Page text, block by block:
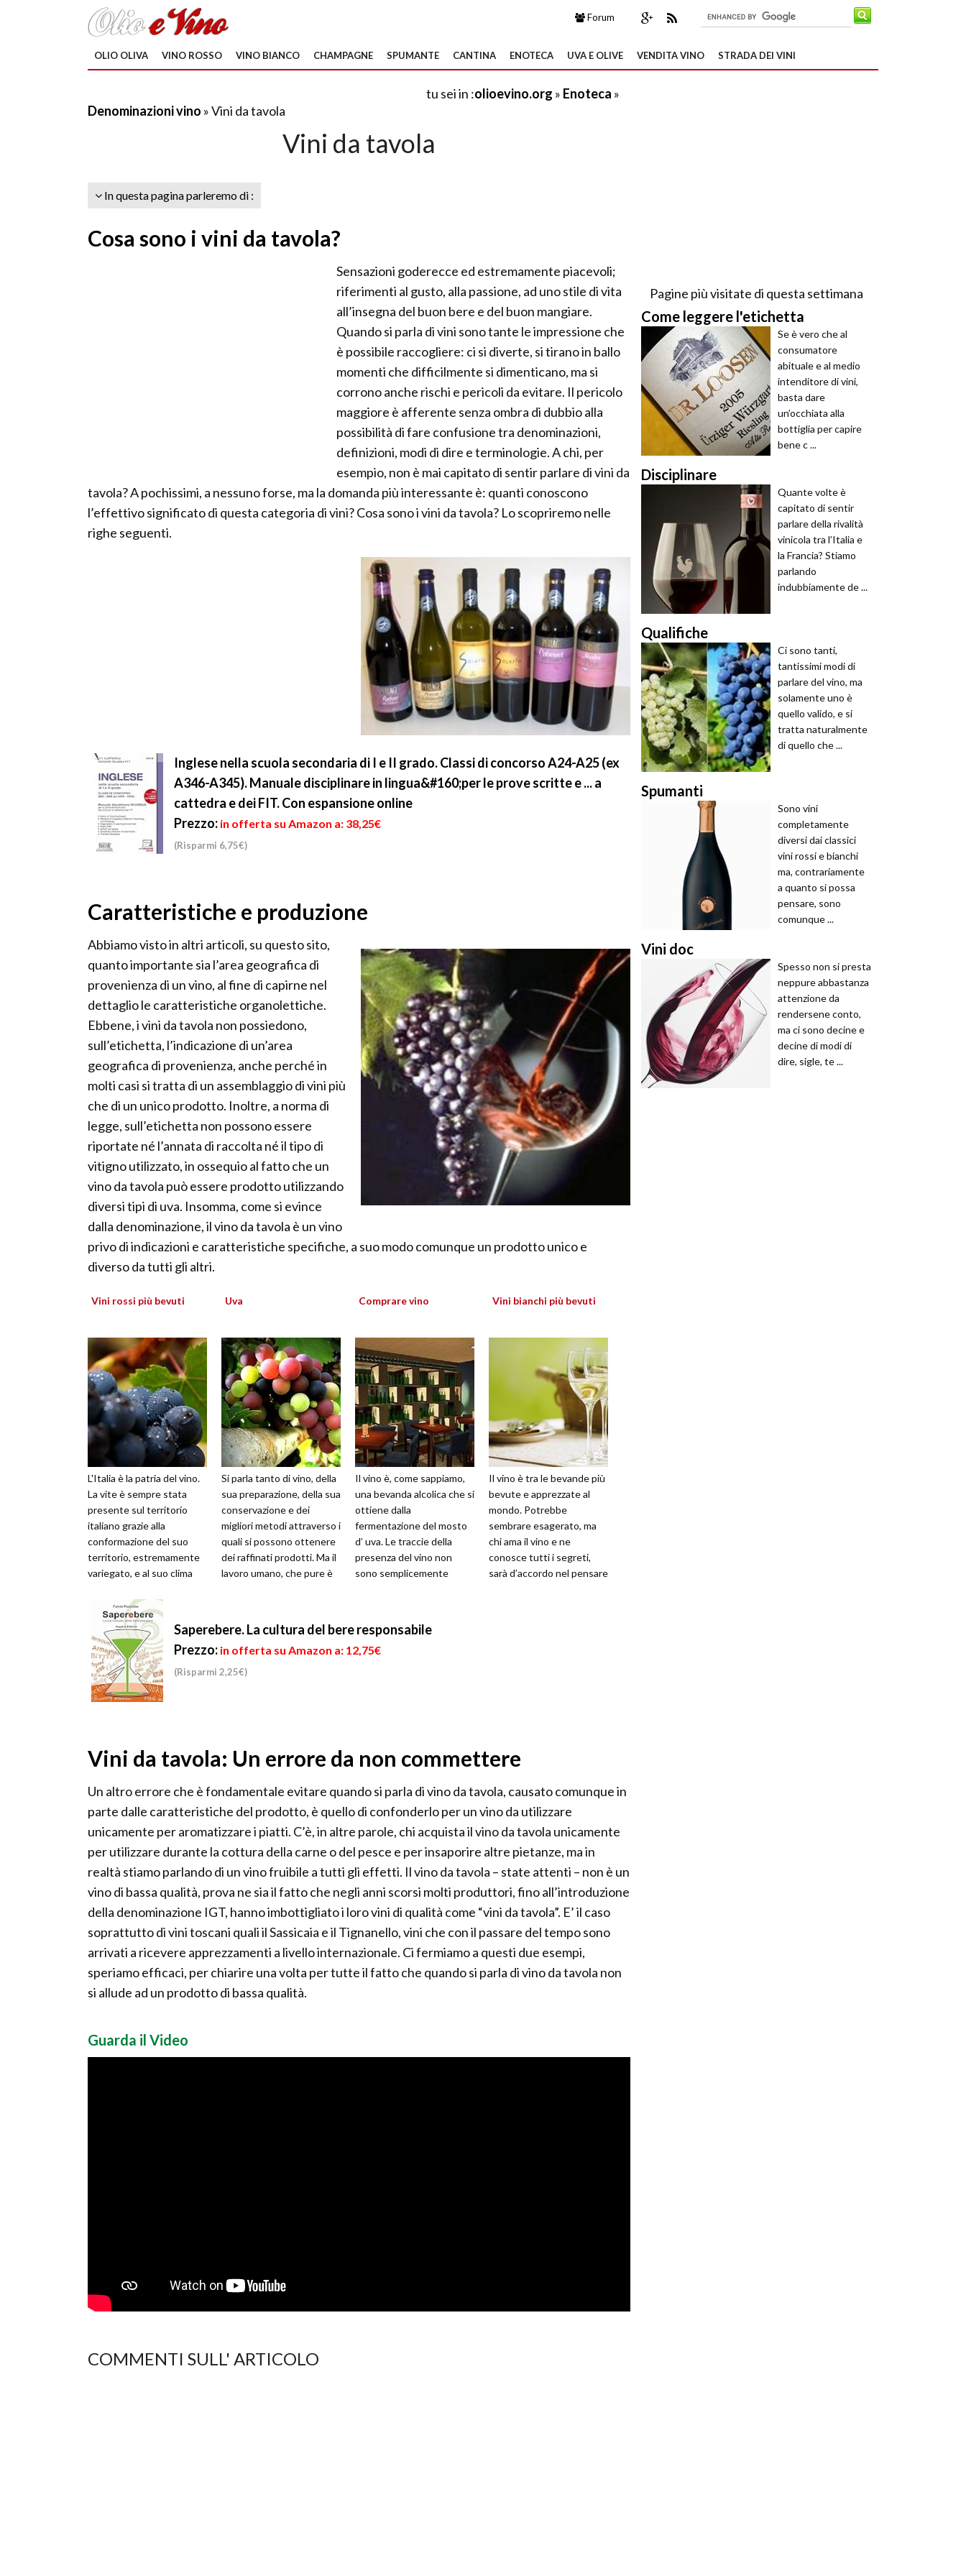
Forum
OLIO OLIVA VINO ROSSO VINO BIANCO CHAMPAGNE SPUMANTE CANTINA ENOTECA UVA E OLIVE VENDITA VINO STRADA DEI VINI
tu sei in :olioevino.org » Enoteca »
Denominazioni vino » Vini da tavola
Vini da tavola
In questa pagina parleremo di :
Cosa sono i vini da tavola?
Sensazioni goderecce ed estremamente piacevoli;
riferimenti al gusto, alla passione, ad uno stile di vita
all’insegna del buon bere e del buon mangiare.
Quando si parla di vini sono tante le impressione che
è possibile raccogliere: ci si diverte, si tirano in ballo
momenti che difficilmente si dimenticano, ma si
corrono anche rischi e pericoli da evitare. Il pericolo
maggiore è afferente senza ombra di dubbio alla
possibilità di fare confusione tra denominazioni,
definizioni, modi di dire e terminologie. A chi, per
esempio, non è mai capitato di sentir parlare di vini da
tavola? A pochissimi, a nessuno forse, ma la domanda più interessante è: quanti conoscono
l’effettivo significato di questa categoria di vini? Cosa sono i vini da tavola? Lo scopriremo nelle
righe seguenti.
Inglese nella scuola secondaria di I e II grado. Classi di concorso A24-A25 (ex
A346-A345). Manuale disciplinare in lingua&#160;per le prove scritte e ... a
cattedra e dei FIT. Con espansione online
Prezzo: in offerta su Amazon a: 38,25€
(Risparmi 6,75€)
Caratteristiche e produzione
Abbiamo visto in altri articoli, su questo sito,
quanto importante sia l’area geografica di
provenienza di un vino, al fine di capirne nel
dettaglio le caratteristiche organolettiche.
Ebbene, i vini da tavola non possiedono,
sull’etichetta, l’indicazione di un’area
geografica di provenienza, anche perché in
molti casi si tratta di un assemblaggio di vini più
che di un unico prodotto. Inoltre, a norma di
legge, sull’etichetta non possono essere
riportate né l’annata di raccolta né il tipo di
vitigno utilizzato, in ossequio al fatto che un
vino da tavola può essere prodotto utilizzando
diversi tipi di uva. Insomma, come si evince
dalla denominazione, il vino da tavola è un vino
privo di indicazioni e caratteristiche specifiche, a suo modo comunque un prodotto unico e
diverso da tutti gli altri.
Vini rossi più bevuti
L'Italia è la patria del vino.
La vite è sempre stata
presente sul territorio
italiano grazie alla
conformazione del suo
territorio, estremamente
variegato, e al suo clima
distese...
Uva
Si parla tanto di vino, della
sua preparazione, della sua
conservazione e dei
migliori metodi attraverso i
quali si possono ottenere
dei raffinati prodotti. Ma il
lavoro umano, che pure è
Comprare vino
Il vino è, come sappiamo,
una bevanda alcolica che si
ottiene dalla
fermentazione del mosto
d’ uva. Le traccie della
presenza del vino non
sono semplicemente
Vini bianchi più bevuti
Il vino è tra le bevande più
bevute e apprezzate al
mondo. Potrebbe
sembrare esagerato, ma
chi ama il vino e ne
conosce tutti i segreti,
sarà d’accordo nel pensare
Saperebere. La cultura del bere responsabile
Prezzo: in offerta su Amazon a: 12,75€
(Risparmi 2,25€)
Vini da tavola: Un errore da non commettere
Un altro errore che è fondamentale evitare quando si parla di vino da tavola, causato comunque in
parte dalle caratteristiche del prodotto, è quello di confonderlo per un vino da utilizzare
unicamente per aromatizzare i piatti. C’è, in altre parole, chi acquista il vino da tavola unicamente
per utilizzare durante la cottura della carne o del pesce e per insaporire altre pietanze, ma in
realtà stiamo parlando di un vino fruibile a tutti gli effetti. Il vino da tavola – state attenti – non è un
vino di bassa qualità, prova ne sia il fatto che negli anni scorsi molti produttori, fino all’introduzione
della denominazione IGT, hanno imbottigliato i loro vini di qualità come “vini da tavola”. E’ il caso
soprattutto di vini toscani quali il Sassicaia e il Tignanello, vini che con il passare del tempo sono
arrivati a ricevere apprezzamenti a livello internazionale. Ci fermiamo a questi due esempi,
speriamo efficaci, per chiarire una volta per tutte il fatto che quando si parla di vino da tavola non
si allude ad un prodotto di bassa qualità.
Guarda il Video
COMMENTI SULL' ARTICOLO
Pagine più visitate di questa settimana
Come leggere l'etichetta
Se è vero che al
consumatore
abituale e al medio
intenditore di vini,
basta dare
un’occhiata alla
bottiglia per capire
bene c ...
Disciplinare
Quante volte è
capitato di sentir
parlare della rivalità
vinicola tra l’Italia e
la Francia? Stiamo
parlando
indubbiamente de ...
Qualifiche
Ci sono tanti,
tantissimi modi di
parlare del vino, ma
solamente uno è
quello valido, e si
tratta naturalmente
di quello che ...
Spumanti
Sono vini
completamente
diversi dai classici
vini rossi e bianchi
ma, contrariamente
a quanto si possa
pensare, sono
comunque ...
Vini doc
Spesso non si presta
neppure abbastanza
attenzione da
rendersene conto,
ma ci sono decine e
decine di modi di
dire, sigle, te ...